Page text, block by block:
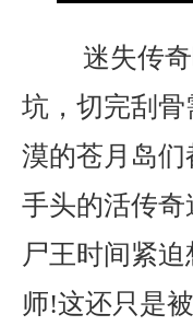
迷失传奇
坑，切完刮
漠的苍月岛
手头的活传
尸王时间紧
师!这还只是